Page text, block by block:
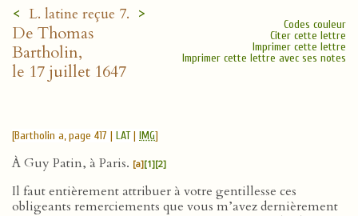
< L. latine reçue 7. >
De Thomas
Bartholin,
le 17 juillet 1647
Codes couleur
Citer cette lettre
Imprimer cette lettre
Imprimer cette lettre avec ses notes
[Bartholin a, page 417 | LAT| IMG]
À Guy Patin, à Paris. [a][1][2]
Il faut entièrement attribuer à votre gentillesse ces
obligeants remerciements que vous m’avez dernièrement